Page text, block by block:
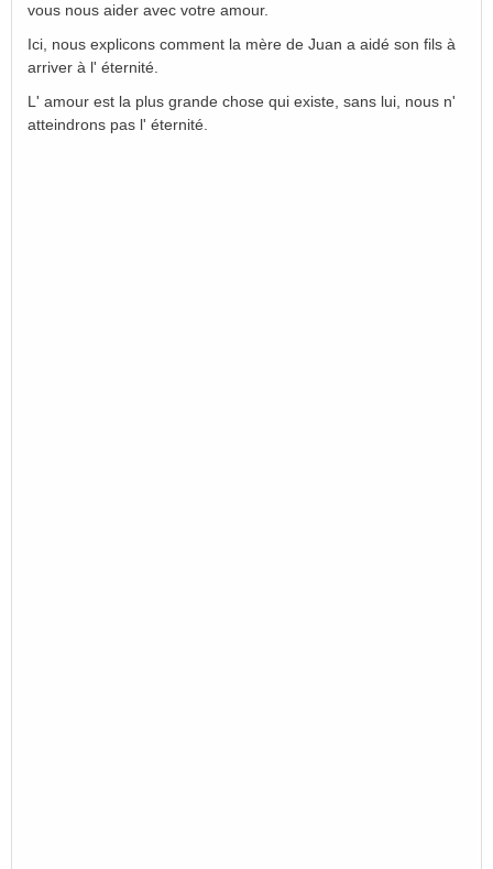
vous nous aider avec votre amour.
Ici, nous explicons comment la mère de Juan a aidé son fils à
arriver à l' éternité.
L' amour est la plus grande chose qui existe, sans lui, nous n'
atteindrons pas l' éternité.